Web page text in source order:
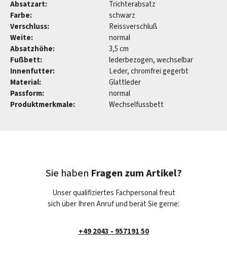
Absatzart:
Trichterabsatz
Farbe:
schwarz
Verschluss:
Reissverschluß
Weite:
normal
Absatzhöhe:
3,5 cm
Fußbett:
lederbezogen, wechselbar
Innenfutter:
Leder, chromfrei gegerbt
Material:
Glattleder
Passform:
normal
Produktmerkmale:
Wechselfussbett
Sie haben Fragen zum Artikel?
Unser qualifiziertes Fachpersonal freut
sich über Ihren Anruf und berät Sie gerne:
+49 2043 - 957191 50